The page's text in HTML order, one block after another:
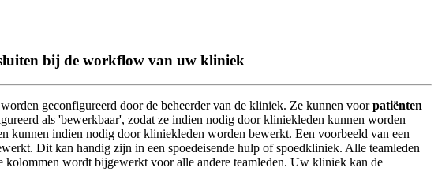
bij de workflow van uw kliniek
worden geconfigureerd door de beheerder van de kliniek. Ze kunnen voor patiënten
als 'bewerkbaar', zodat ze indien nodig door kliniekleden kunnen worden
kunnen indien nodig door kliniekleden worden bewerkt. Een voorbeeld van een
. Dit kan handig zijn in een spoedeisende hulp of spoedkliniek. Alle teamleden
kolommen wordt bijgewerkt voor alle andere teamleden. Uw kliniek kan de